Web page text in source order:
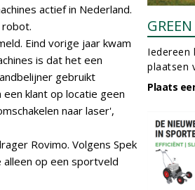
actief in Nederland.
Eind vorige jaar kwam
is dat het een
gebruikt
klant op locatie geen
naar laser',
Rovimo. Volgens Spek
op een sportveld
Iedereen
plaatsen
Plaats